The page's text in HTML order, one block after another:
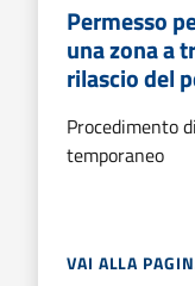
Permesso
una zona a
rilascio del
Procedimento
temporaneo
VAI ALLA